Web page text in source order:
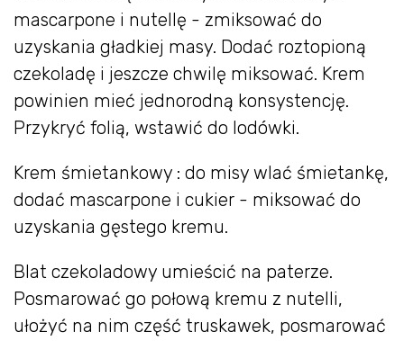
mascarpone i nutellę - zmiksować do
uzyskania gładkiej masy. Dodać roztopioną
czekoladę i jeszcze chwilę miksować. Krem
powinien mieć jednorodną konsystencję.
Przykryć folią, wstawić do lodówki.
Krem śmietankowy : do misy wlać śmietankę,
dodać mascarpone i cukier - miksować do
uzyskania gęstego kremu.
Blat czekoladowy umieścić na paterze.
Posmarować go połową kremu z nutelli,
ułożyć na nim część truskawek, posmarować